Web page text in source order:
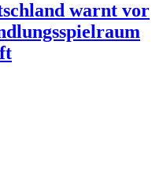
warnt vor